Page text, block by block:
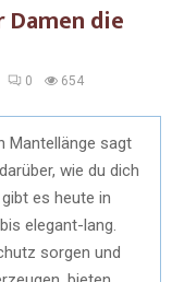
die
0 654
Mantellänge sagt
wie du dich
es heute in
elegant-lang.
sorgen und